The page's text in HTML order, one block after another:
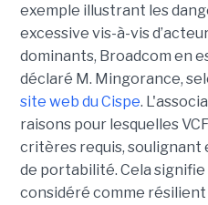
exemple illustrant les
excessive vis-à-vis
dominants, Broadcom en
déclaré M. Mingorance,
site web du Cispe.
raisons pour lesquelles
critères requis, soulignant
de portabilité. Cela signifie
considéré comme résilient